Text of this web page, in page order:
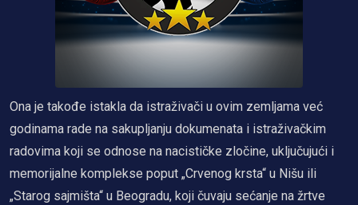
Ona je takođe istakla da istraživači u ovim zemljama već
godinama rade na sakupljanju dokumenata i istraživačkim
radovima koji se odnose na nacističke zločine, uključujući i
memorijalne komplekse poput „Crvenog krsta“ u Nišu ili
„Starog sajmišta“ u Beogradu, koji čuvaju sećanje na žrtve